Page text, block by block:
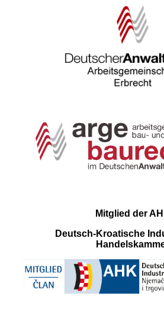
Mitglied der
Deutsch-Kroatische